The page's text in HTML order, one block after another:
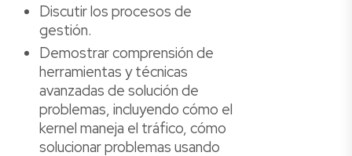
Discutir los procesos de
gestión.
Demostrar comprensión de
herramientas y técnicas
avanzadas de solución de
problemas, incluyendo cómo el
kernel maneja el tráfico, cómo
solucionar problemas usando